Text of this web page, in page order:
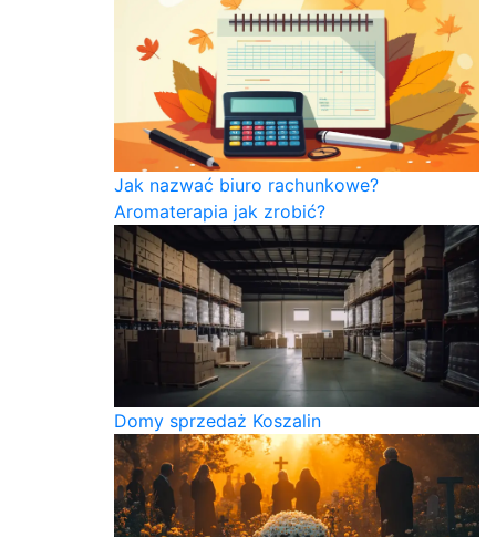
Jak nazwać biuro rachunkowe?
Aromaterapia jak zrobić?
Domy sprzedaż Koszalin